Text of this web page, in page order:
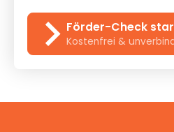
Förder-Check
Kostenfrei &